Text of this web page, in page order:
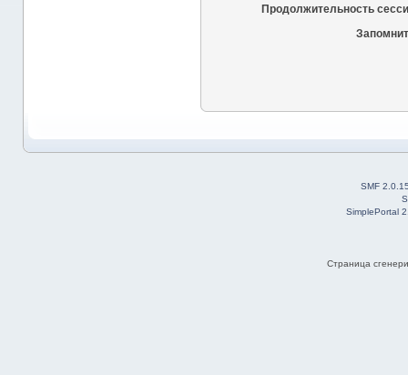
Продолжительность
SMF
SimplePortal
Страница